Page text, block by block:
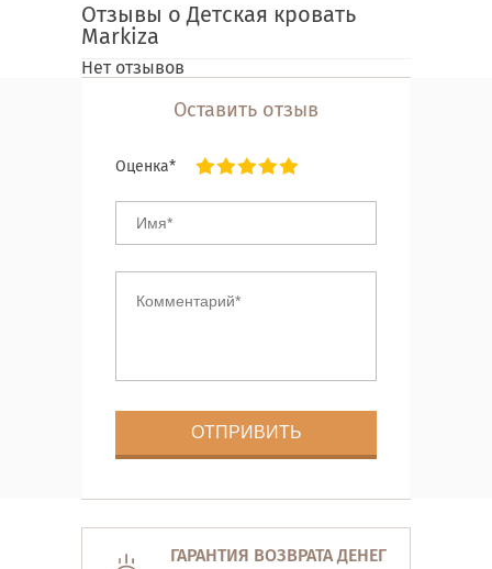
Отзывы о Детская кровать
Markiza
Нет отзывов
Оставить отзыв
Оценка*
ГАРАНТИЯ ВОЗВРАТА ДЕНЕГ